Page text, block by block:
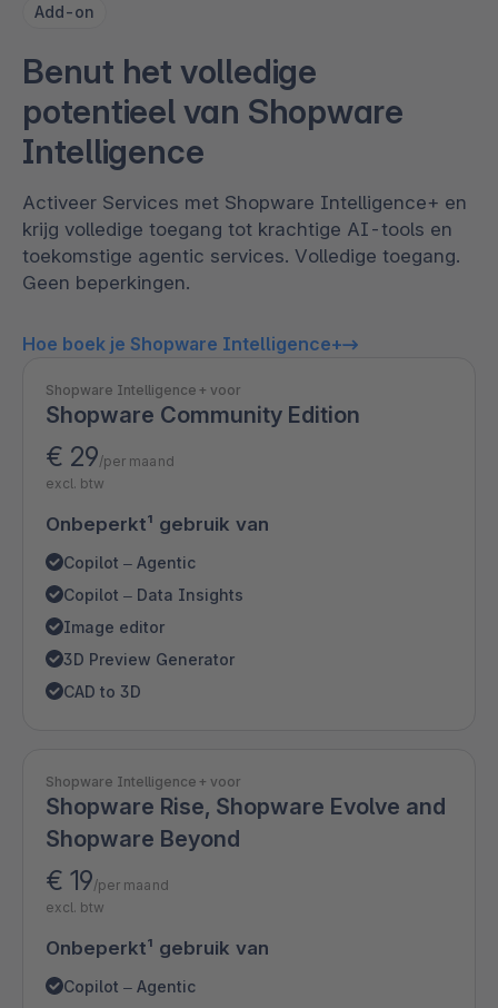
Add-on
Benut het volledige
potentieel van Shopware
Intelligence
Activeer Services met Shopware Intelligence+ en
krijg volledige toegang tot krachtige AI-tools en
toekomstige agentic services. Volledige toegang.
Geen beperkingen.
Hoe boek je Shopware Intelligence+
Shopware Intelligence+ voor
Shopware Community Edition
€ 29/per maand
excl. btw
Onbeperkt¹ gebruik van
Copilot – Agentic
Copilot – Data Insights
Image editor
3D Preview Generator
CAD to 3D
Shopware Intelligence+ voor
Shopware Rise, Shopware Evolve and
Shopware Beyond
€ 19/per maand
excl. btw
Onbeperkt¹ gebruik van
Copilot – Agentic